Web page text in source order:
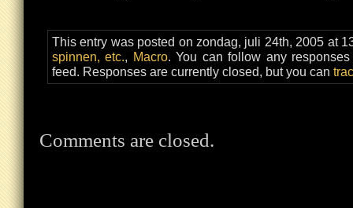
This entry was posted on zondag, juli 24th, 2005 at
spinnen, etc., Macro. You can follow any
feed. Responses are currently closed, but you can
Comments are closed.